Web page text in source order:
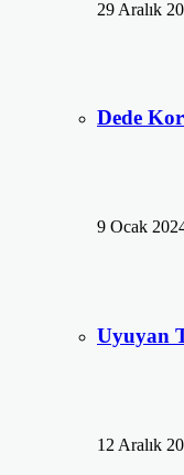
29 Aralık
Dede
9 Ocak
Uyuyan
12 Aralık